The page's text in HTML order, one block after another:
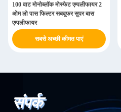
100 वाट मोनोब्लॉक मोस्फेट एम्पलीफायर 2
ओम लो पास फिल्टर सबवूफर सुपर बास
एम्पलीफायर
सबसे अच्छी कीमत पाएं
संपर्क